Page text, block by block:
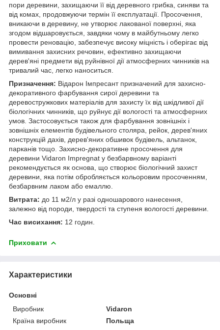
пори деревини, захищаючи її від деревного грибка, синяви та
від комах, продовжуючи термін її експлуатації. Просочення,
вникаючи в деревину, не утворює лакованої поверхні, яка
згодом відшаровується, завдяки чому в майбутньому легко
провести реновацію, забезпечує високу міцність і оберігає від
вимивання захисних речовин, ефективно захищаючи
дерев'яні предмети від руйнівної дії атмосферних чинників на
тривалий час, легко наноситься.
Призначення: Відарон Імпресант призначений для захисно-
декоративного фарбування сирої деревини та
деревостружкових матеріалів для захисту їх від шкідливої дії
біологічних чинників, що руйнує дії вологості та атмосферних
умов. Застосовується також для фарбування зовнішніх і
зовнішніх елементів будівельного столяра, рейок, дерев'яних
конструкцій дахів, дерев'яних обшивок будівель, альтанок,
парканів тощо. Захисно-декоративне просочення для
деревини Vidaron Impregnat у безбарвному варіанті
рекомендується як основа, що створює біологічний захист
деревини, яка потім обробляється кольоровим просоченням,
безбарвним лаком або емаллю.
Витрата: до 11 м2/л у разі одношарового нанесення,
залежно від породи, твердості та ступеня вологості деревини.
Час висихання: 12 годин.
Приховати
Характеристики
Основні
Виробник
Vidaron
Країна виробник
Польща